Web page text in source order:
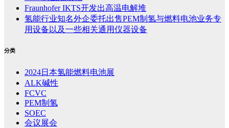
Fraunhofer IKTS开发出高温电解堆
氢能行业知名外企委托出售PEM制氢与燃料电池业务专
用设备以及一些相关通用仪器设备
分类
2024日本氢能燃料电池展
ALK碱性
FCVC
PEM制氢
SOEC
会议展会